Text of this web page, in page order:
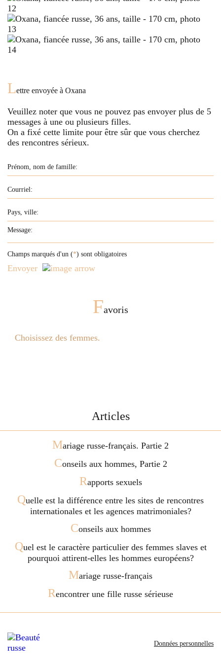
Lettre envoyée à Oxana
Veuillez noter que vous ne pouvez pas envoyer plus de 5
messages à une ou plusieurs filles.
On a fixé cette limite pour être sûr que vous cherchez
des rencontres sérieux.
Champs marqués d'un (*) sont obligatoires
Envoyer
Favoris
Choisissez des femmes.
Articles
Mariage russe-français. Partie 2
Conseils aux hommes, Partie 2
Rapports sexuels
Quelle est la différence entre les sites de rencontres
internationales et les agences matrimoniales?
Conseils aux hommes
Quel est le caractère particulier des femmes slaves et
pourquoi attirent-elles les hommes européens?
Mariage russe-français
Rencontrer une fille russe sérieuse
Données personnelles